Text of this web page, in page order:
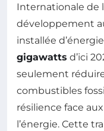
Internationale de
développement
installée
gigawatts d’ici
seulement
combustibles
résilience face
l’énergie. Cette